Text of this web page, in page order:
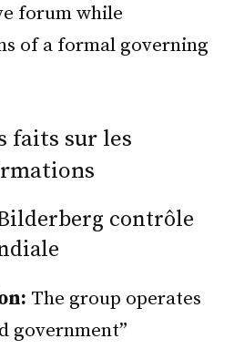
forum while
of a formal governing
faits sur les
contrôle
The group operates
government”